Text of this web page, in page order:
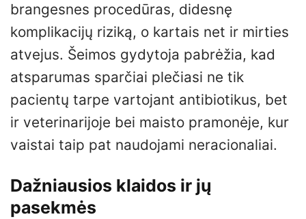
brangesnes procedūras, didesnę
komplikacijų riziką, o kartais net ir mirties
atvejus. Šeimos gydytoja pabrėžia, kad
atsparumas sparčiai plečiasi ne tik
pacientų tarpe vartojant antibiotikus, bet
ir veterinarijoje bei maisto pramonėje, kur
vaistai taip pat naudojami neracionaliai.
Dažniausios klaidos ir jų
pasekmės